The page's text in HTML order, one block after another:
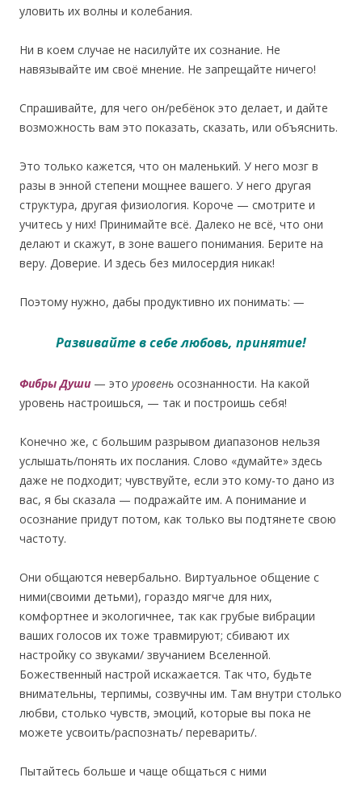
уловить их волны и колебания.
Ни в коем случае не насилуйте их сознание. Не
навязывайте им своё мнение. Не запрещайте ничего!
Спрашивайте, для чего он/ребёнок это делает, и дайте
возможность вам это показать, сказать, или объяснить.
Это только кажется, что он маленький. У него мозг в
разы в энной степени мощнее вашего. У него другая
структура, другая физиология. Короче — смотрите и
учитесь у них! Принимайте всё. Далеко не всё, что они
делают и скажут, в зоне вашего понимания. Берите на
веру. Доверие. И здесь без милосердия никак!
Поэтому нужно, дабы продуктивно их понимать: —
Развивайте в себе любовь, принятие!
Фибры Души — это уровень осознанности. На какой
уровень настроишься, — так и построишь себя!
Конечно же, с большим разрывом диапазонов нельзя
услышать/понять их послания. Слово «думайте» здесь
даже не подходит; чувствуйте, если это кому-то дано из
вас, я бы сказала — подражайте им. А понимание и
осознание придут потом, как только вы подтянете свою
частоту.
Они общаются невербально. Виртуальное общение с
ними(своими детьми), гораздо мягче для них,
комфортнее и экологичнее, так как грубые вибрации
ваших голосов их тоже травмируют; сбивают их
настройку со звуками/ звучанием Вселенной.
Божественный настрой искажается. Так что, будьте
внимательны, терпимы, созвучны им. Там внутри столько
любви, столько чувств, эмоций, которые вы пока не
можете усвоить/распознать/ переварить/.
Пытайтесь больше и чаще общаться с ними